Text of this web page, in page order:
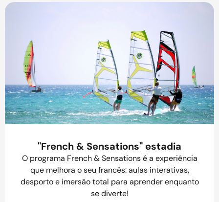
"French & Sensations" estadia
O programa French & Sensations é a experiência
que melhora o seu francês: aulas interativas,
desporto e imersão total para aprender enquanto
se diverte!